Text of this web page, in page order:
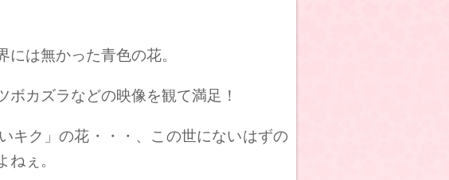
は無かった青色の花。
カズラなどの映像を観て満足！
キク」の花・・・、この世にないはずの
ぇ。